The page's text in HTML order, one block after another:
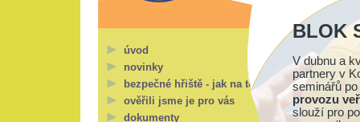
BLOK
V dubnu a
partnery v
seminářů
provozu
slouží pro
úvod
novinky
bezpečné hřiště - jak na to?
ověřili jsme je pro vás
dokumenty